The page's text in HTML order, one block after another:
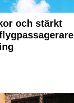
och stärkt